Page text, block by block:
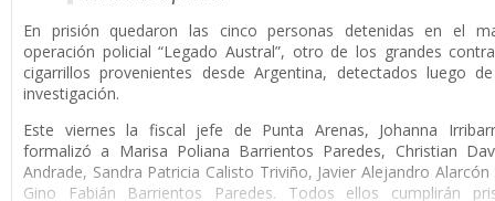
En prisión quedaron las cinco personas detenidas en el
operación policial “Legado Austral”, otro de los grandes
cigarrillos provenientes desde Argentina, detectados luego
investigación.
Este viernes la fiscal jefe de Punta Arenas, Johanna
formalizó a Marisa Poliana Barrientos Paredes, Christian
Andrade, Sandra Patricia Calisto Triviño, Javier Alejandro Alarcón
Gino Fabián Barrientos Paredes. Todos ellos cumplirán